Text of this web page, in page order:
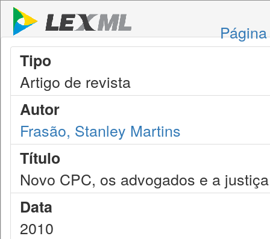
Tipo
Artigo de revista
Autor
Frasão, Stanley Martins
Título
Novo CPC, os advogados e a
Data
2010